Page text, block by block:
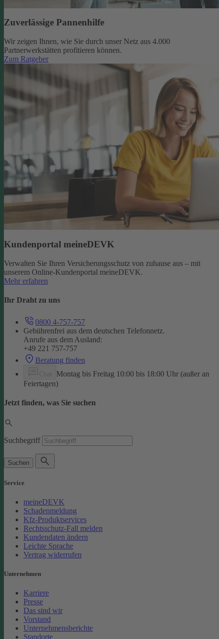
Zuverlässige Pannenhilfe
Wir zeigen Ihnen, wie Sie durch unser Netz aus 4.000
Partnerwerkstätten profitieren können.
Zum Ratgeber
Kundenportal meineDEVK
Verwalten Sie Ihren Versicherungsschutz von zuhause aus – mit
unserem Online-Kundenportal meineDEVK.
Mehr erfahren
Ihr Draht zu uns
0800 4-757-757
Gebührenfrei aus dem deutschen Telefonnetz.
Anrufe aus dem Ausland:
+49 221 757-757
Beratung finden
Montag bis Freitag 10:00 bis 18:00 Uhr (außer an
Feiertagen)
Jetzt finden, was Sie suchen
Suchbegriff
Suchen
Service
meineDEVK
Schadenmeldung
Kfz-Produktservices
Rechtsschutz-Fall melden
Kundendaten ändern
Leichte Sprache
Vertrag widerrufen
Unternehmen
Karriere
Presse
Das sind wir
Vorstand
Unternehmensberichte
Standorte